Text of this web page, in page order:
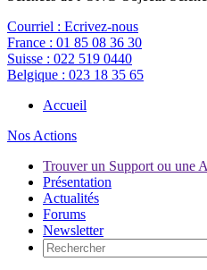
Courriel : Ecrivez-nous
France : 01 85 08 36 30
Suisse : 022 519 0440
Belgique : 023 18 35 65
Accueil
Nos Actions
Trouver un Support ou une
Présentation
Actualités
Forums
Newsletter